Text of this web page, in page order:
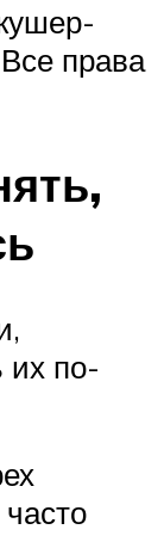
права
по-